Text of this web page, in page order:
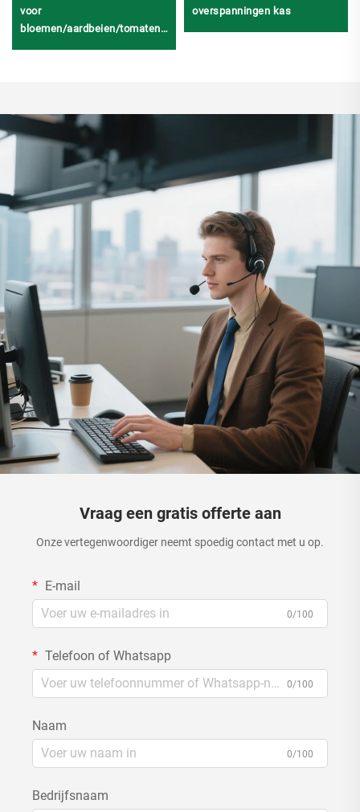
voor
bloemen/aardbeien/tomaten
overspanningen kas
Vraag een gratis offerte aan
Onze vertegenwoordiger neemt spoedig contact met u op.
E-mail
0/100
Telefoon of Whatsapp
0/100
Naam
0/100
Bedrijfsnaam